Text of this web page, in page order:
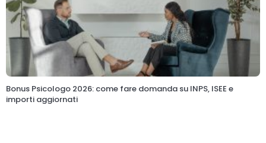
Bonus Psicologo 2026: come fare domanda su INPS, ISEE e
importi aggiornati